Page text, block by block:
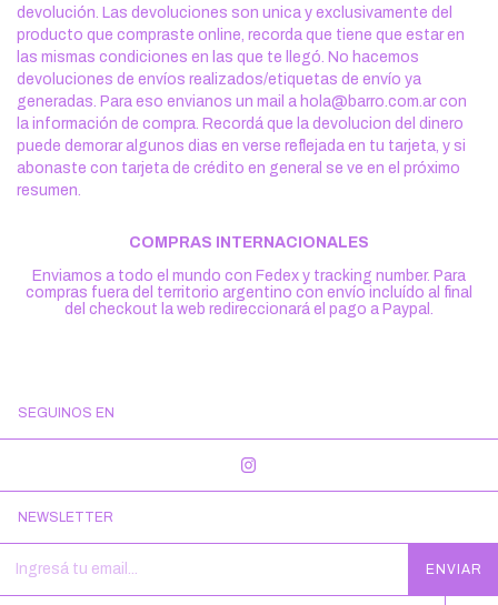
devolución. Las devoluciones son unica y exclusivamente del
producto que compraste online, recorda que tiene que estar en
las mismas condiciones en las que te llegó. No hacemos
devoluciones de envíos realizados/etiquetas de envío ya
generadas. Para eso envianos un mail a hola@barro.com.arcon
la información de compra. Recordá que la devolucion del dinero
puede demorar algunos dias en verse reflejada en tu tarjeta, y si
abonaste con tarjeta de crédito en general se ve en el próximo
resumen.
COMPRAS INTERNACIONALES
Enviamos a todo el mundo con Fedex y tracking number. Para
compras fuera del territorio argentino con envío incluído al final
del checkout la web redireccionará el pago a Paypal.
SEGUINOS EN
NEWSLETTER